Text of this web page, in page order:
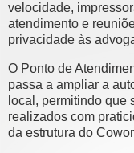
velocidade,
atendimento e
privacidade às
O Ponto de
passa a ampliar a
local, permitindo que
realizados com
da estrutura do